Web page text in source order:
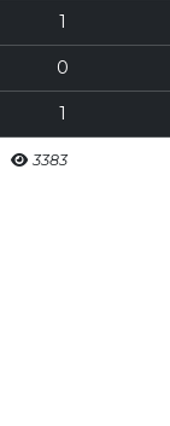
1
0
1
3383